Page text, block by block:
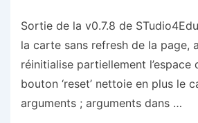
Sortie de la v0.7.8 de
la carte sans refresh de la page,
réinitialise partiellement l’espace
bouton ‘reset’ nettoie en plus le
arguments ; arguments dans …